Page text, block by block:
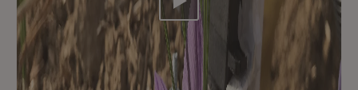
Video abspielen